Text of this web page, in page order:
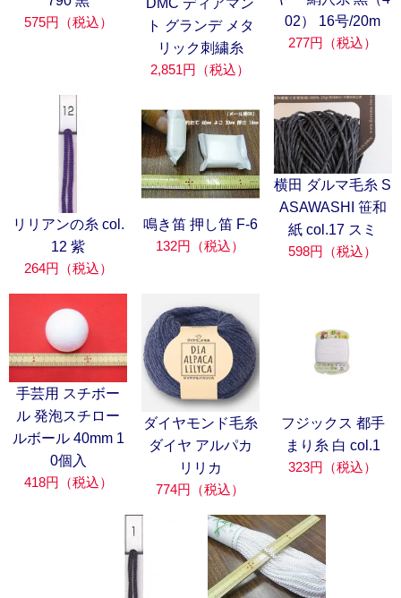
575円（税込）
DMC ディアマン
ト グランデ メタ
リック刺繍糸
2,851円（税込）
02） 16号/20m
277円（税込）
リリアンの糸 col.
12 紫
264円（税込）
鳴き笛 押し笛 F-6
132円（税込）
横田 ダルマ毛糸 S
ASAWASHI 笹和
紙 col.17 スミ
598円（税込）
手芸用 スチボー
ル 発泡スチロー
ルボール 40mm 1
0個入
418円（税込）
ダイヤモンド毛糸
ダイヤ アルパカ
リリカ
774円（税込）
フジックス 都手
まり糸 白 col.1
323円（税込）